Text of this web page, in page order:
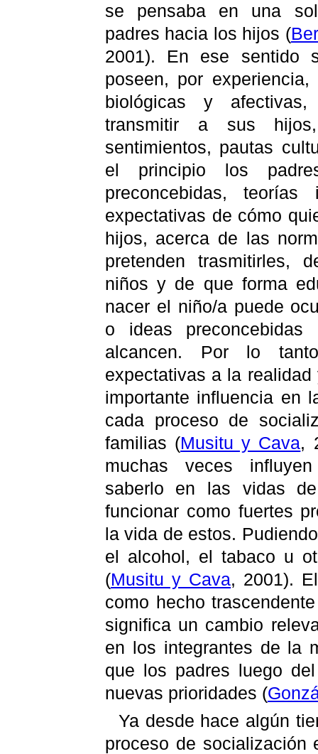
se pensaba en una
padres hacia los hijos (
2001). En ese sentido
poseen, por
biológicas y
transmitir a sus hijos,
sentimientos, pautas
el principio los
preconcebidas,
expectativas de cómo
hijos, acerca de las
pretenden trasmitirles,
niños y de que forma
nacer el niño/a puede
o ideas
alcancen.
Por lo
expectativas a la
importante influencia en
cada proceso de
familias (Musitu y Cava,
muchas veces
saberlo en las vidas
funcionar como fuertes
la vida de estos.
el alcohol, el tabaco u
(Musitu y Cava, 2001).
como hecho
significa un cambio
en los integrantes de la
que los padres luego
nuevas prioridades (
Ya desde hace algún
proceso de socialización